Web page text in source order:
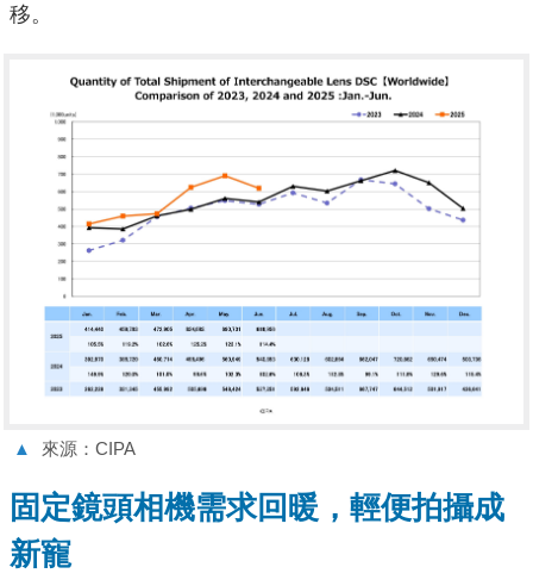
移。
▲ 來源：CIPA
固定鏡頭相機需求回暖，輕便拍攝成
新寵